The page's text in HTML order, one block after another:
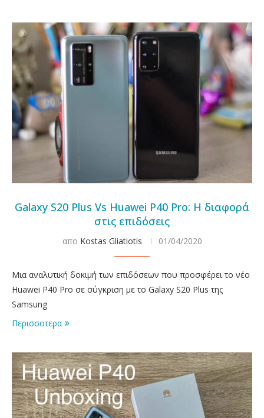
Galaxy S20 Plus Vs Huawei P40 Pro: Η διαφορά
στις επιδόσεις
απο Kostas Gliatiotis 01/04/2020
Μια αναλυτική δοκιμή των επιδόσεων που προσφέρει το νέο
Huawei P40 Pro σε σύγκριση με το Galaxy S20 Plus της
Samsung
Περισσοτερα